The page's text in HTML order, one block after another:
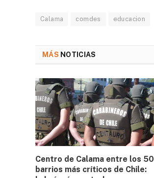
Calama comdes educacion
MÁS NOTICIAS
Centro de Calama entre los 50
barrios más críticos de Chile: